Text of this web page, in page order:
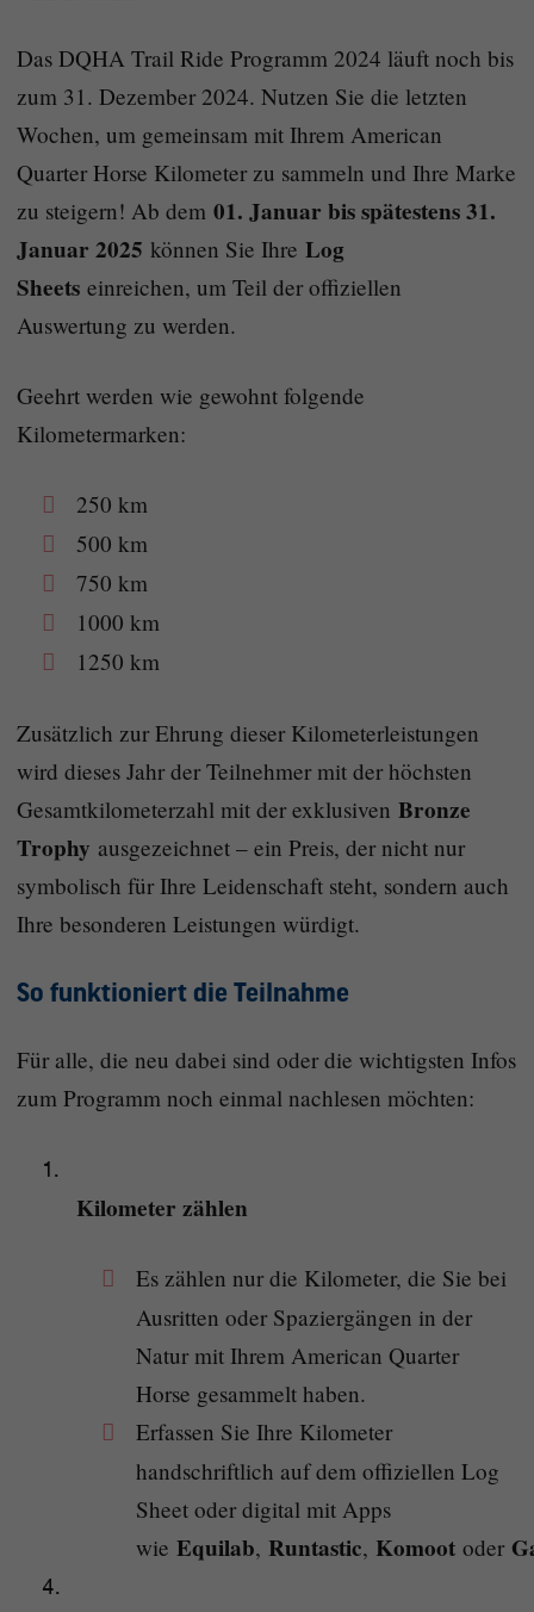
Das DQHA Trail Ride Programm 2024 läuft noch bis
zum 31. Dezember 2024. Nutzen Sie die letzten
Wochen, um gemeinsam mit Ihrem American
Quarter Horse Kilometer zu sammeln und Ihre Marke
zu steigern! Ab dem 01. Januar bis spätestens 31.
Januar 2025 können Sie Ihre Log
Sheets einreichen, um Teil der offiziellen
Auswertung zu werden.
Geehrt werden wie gewohnt folgende
Kilometermarken:
250 km
500 km
750 km
1000 km
1250 km
Zusätzlich zur Ehrung dieser Kilometerleistungen
wird dieses Jahr der Teilnehmer mit der höchsten
Gesamtkilometerzahl mit der exklusiven Bronze
Trophy ausgezeichnet – ein Preis, der nicht nur
symbolisch für Ihre Leidenschaft steht, sondern auch
Ihre besonderen Leistungen würdigt.
So funktioniert die Teilnahme
Für alle, die neu dabei sind oder die wichtigsten Infos
zum Programm noch einmal nachlesen möchten:
Kilometer zählen
Es zählen nur die Kilometer, die Sie bei
Ausritten oder Spaziergängen in der
Natur mit Ihrem American Quarter
Horse gesammelt haben.
Erfassen Sie Ihre Kilometer
handschriftlich auf dem offiziellen Log
Sheet oder digital mit Apps
wie Equilab, Runtastic, Komootoder